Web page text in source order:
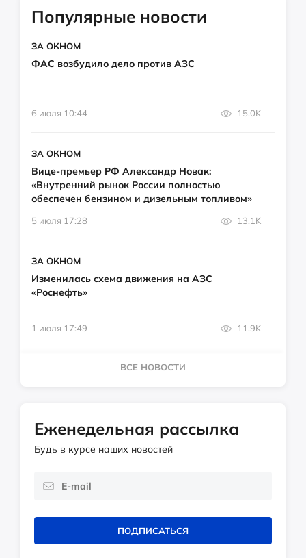
Популярные новости
ЗА ОКНОМ
ФАС возбудило дело против АЗС
6 июля 10:44 15.0K
ЗА ОКНОМ
Вице-премьер РФ Александр Новак:
«Внутренний рынок России полностью
обеспечен бензином и дизельным топливом»
5 июля 17:28 13.1K
ЗА ОКНОМ
Изменилась схема движения на АЗС
«Роснефть»
1 июля 17:49 11.9K
ВСЕ НОВОСТИ
Еженедельная рассылка
Будь в курсе наших новостей
ПОДПИСАТЬСЯ